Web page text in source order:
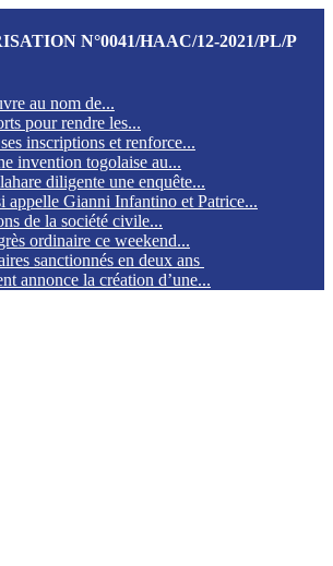
N°0041/HAAC/12-2021/PL/P
au nom de...
pour rendre les...
inscriptions et renforce...
invention togolaise au...
diligente une enquête...
appelle Gianni Infantino et Patrice...
de la société civile...
ordinaire ce weekend...
sanctionnés en deux ans
annonce la création d’une...